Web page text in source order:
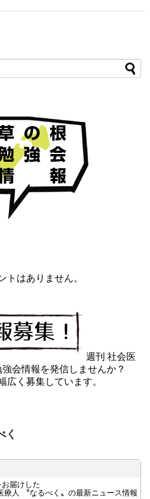
トはありません。
週刊 社会医
会情報を発信しませんか？
広く募集しています。
く
お届けした
療人 〝なるべく〟の最新ニュース情報